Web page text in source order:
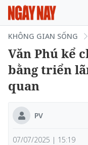
KHÔNG GIAN SỐNG
Văn Phú kể
bằng triển
quan
PV
07/07/2025 | 15:19